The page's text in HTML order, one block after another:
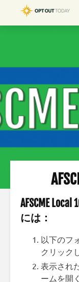
AFSCME
には：
以下のフ
クリック
表示され
ームを開